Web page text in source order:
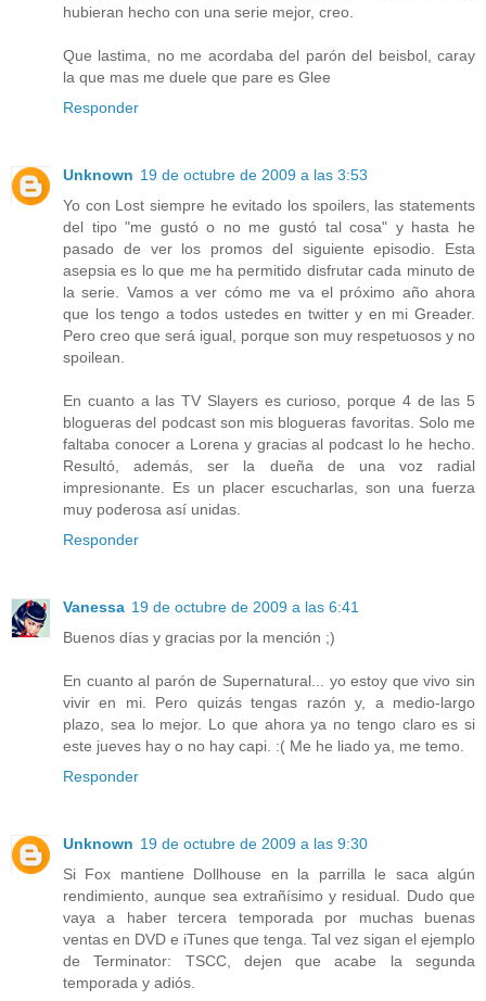
hubieran hecho con una serie mejor, creo.
Que lastima, no me acordaba del parón del beisbol, caray
la que mas me duele que pare es Glee
Responder
Unknown 19 de octubre de 2009 a las 3:53
Yo con Lost siempre he evitado los spoilers, las statements
del tipo "me gustó o no me gustó tal cosa" y hasta he
pasado de ver los promos del siguiente episodio. Esta
asepsia es lo que me ha permitido disfrutar cada minuto de
la serie. Vamos a ver cómo me va el próximo año ahora
que los tengo a todos ustedes en twitter y en mi Greader.
Pero creo que será igual, porque son muy respetuosos y no
spoilean.
En cuanto a las TV Slayers es curioso, porque 4 de las 5
blogueras del podcast son mis blogueras favoritas. Solo me
faltaba conocer a Lorena y gracias al podcast lo he hecho.
Resultó, además, ser la dueña de una voz radial
impresionante. Es un placer escucharlas, son una fuerza
muy poderosa así unidas.
Responder
Vanessa 19 de octubre de 2009 a las 6:41
Buenos días y gracias por la mención ;)
En cuanto al parón de Supernatural... yo estoy que vivo sin
vivir en mi. Pero quizás tengas razón y, a medio-largo
plazo, sea lo mejor. Lo que ahora ya no tengo claro es si
este jueves hay o no hay capi. :( Me he liado ya, me temo.
Responder
Unknown 19 de octubre de 2009 a las 9:30
Si Fox mantiene Dollhouse en la parrilla le saca algún
rendimiento, aunque sea extrañísimo y residual. Dudo que
vaya a haber tercera temporada por muchas buenas
ventas en DVD e iTunes que tenga. Tal vez sigan el ejemplo
de Terminator: TSCC, dejen que acabe la segunda
temporada y adiós.